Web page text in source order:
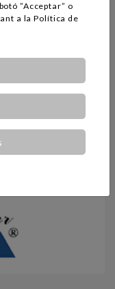
”Acceptar” o
a laPolítica de